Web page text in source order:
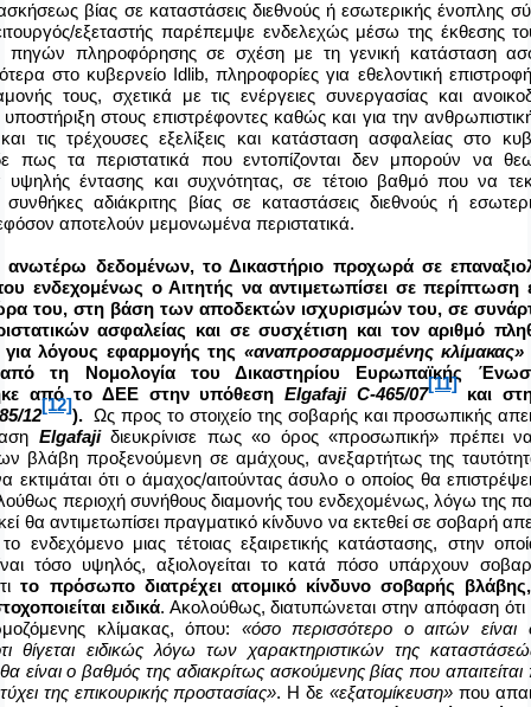
βίας σε καταστάσεις διεθνούς ή εσωτερικής ένοπλης
εξεταστής παρέπεμψε ενδελεχώς μέσω της έκθεσης
πηγών πληροφόρησης σε σχέση με τη γενική κατάσταση
στο κυβερνείο
Idlib, πληροφορίες για εθελοντική
τους, σχετικά με τις ενέργειες συνεργασίας και
στους επιστρέφοντες καθώς και για την
τις τρέχουσες εξελίξεις και κατάσταση ασφαλείας στο
πως τα περιστατικά που εντοπίζονται δεν μπορούν να
υψηλής έντασης και συχνότητας, σε τέτοιο βαθμό που να
συνθήκες αδιάκριτης βίας σε καταστάσεις διεθνούς ή
αποτελούν μεμονωμένα περιστατικά.
δεδομένων, το Δικαστήριο προχωρά σε
ενδεχομένως ο Αιτητής να αντιμετωπίσει σε περίπτωση
του, στη βάση των αποδεκτών ισχυρισμών του, σε
ασφαλείας και σε συσχέτιση και τον αριθμό
για λόγους εφαρμογής της «αναπροσαρμοσμένης κλίμακας»
από τη Νομολογία του Δικαστηρίου Ευρωπαϊκής
από το ΔΕΕ στην υπόθεσηElgafaji C-465/07
[11]
και
12
[12]
).Ως προς το στοιχείο της σοβαρής και προσωπικής
Elgafaji διευκρίνισε πως «ο όρος «προσωπική» πρέπει
βλάβη προξενούμενη σε αμάχους, ανεξαρτήτως της
εκτιμάται ότι ο άμαχος/αιτούντας άσυλο ο οποίος θα
περιοχή συνήθους διαμονής του ενδεχομένως, λόγω της
θα αντιμετωπίσειπραγματικό κίνδυνο να εκτεθεί σε σοβαρή
το ενδεχόμενο μιας τέτοιας εξαιρετικής κατάστασης, στην
τόσο υψηλός, αξιολογείται το κατά πόσο υπάρχουν
το πρόσωπο διατρέχει ατομικό κίνδυνο σοβαρής
ειδικά. Ακολούθως, διατυπώνεται στην απόφαση ότι
κλίμακας, όπου: «όσο περισσότερο ο αιτών
θίγεται ειδικώς λόγω των χαρακτηριστικών της
είναι ο βαθμός της αδιακρίτως ασκούμενης βίας που απαιτείται
της επικουρικής προστασίας». Η δε «εξατομίκευση» που